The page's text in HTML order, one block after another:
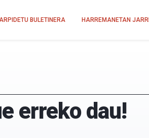
BULETINERA HARREMANETAN JARRI
erreko dau!